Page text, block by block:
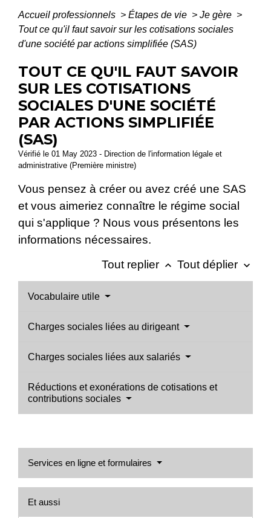
Accueil professionnels > Étapes de vie > Je gère >
Tout ce qu'il faut savoir sur les cotisations sociales
d'une société par actions simplifiée (SAS)
TOUT CE QU'IL FAUT SAVOIR
SUR LES COTISATIONS
SOCIALES D'UNE SOCIÉTÉ
PAR ACTIONS SIMPLIFIÉE
(SAS)
Vérifié le 01 May 2023 - Direction de l'information légale et
administrative (Première ministre)
Vous pensez à créer ou avez créé une SAS
et vous aimeriez connaître le régime social
qui s'applique ? Nous vous présentons les
informations nécessaires.
Tout replier keyboard_arrow_up Tout déplier keyboard_arrow_down
Vocabulaire utile
Charges sociales liées au dirigeant
Charges sociales liées aux salariés
Réductions et exonérations de cotisations et
contributions sociales
Services en ligne et formulaires
Et aussi